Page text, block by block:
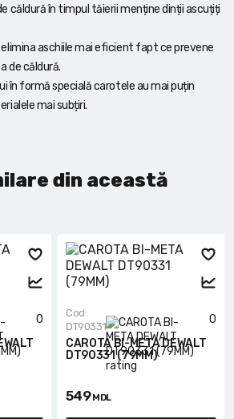
căldură în timpul tăierii menține dinții ascuțiți
aschiile mai eficient fapt ce prevene
de căldură.
în formă specială carotele au mai puțin
mai subțiri.
din această
0 0
Cod:
DT90331
CAROTA BI-META DEWALT
DT90331 (79MM)
549MDL